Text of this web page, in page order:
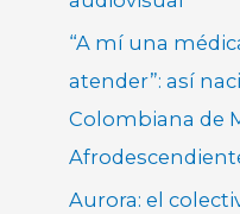
“A mí una
atender”: así
Colombiana de
Aurora: el